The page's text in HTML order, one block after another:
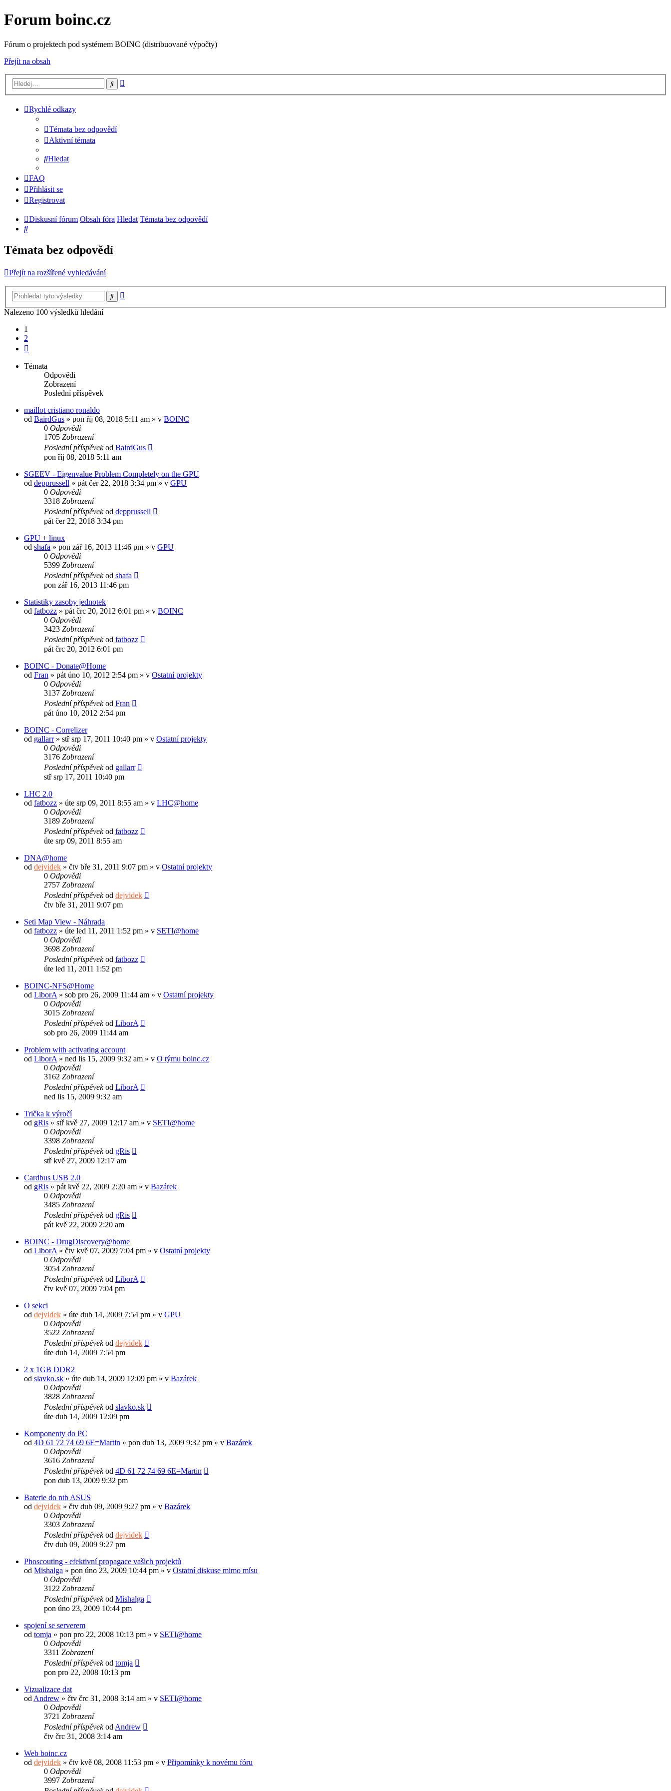
Forum boinc.cz
Fórum o projektech pod systémem BOINC (distribuované výpočty)
Přejít na obsah
Hledat
Rychlé odkazy
Témata bez odpovědí
Aktivní témata
Hledat
FAQ
Přihlásit se
Registrovat
Diskusní fórum Obsah fóra Hledat Témata bez odpovědí
Hledat
Témata bez odpovědí
Přejít na rozšířené vyhledávání
Hledat
Nalezeno 100 výsledků hledání
1
2
Témata
Odpovědi
Zobrazení
Poslední příspěvek
maillot cristiano ronaldo
od BairdGus » pon říj 08, 2018 5:11 am » v BOINC
0 Odpovědi
1705 Zobrazení
Poslední příspěvekod BairdGus
pon říj 08, 2018 5:11 am
SGEEV - Eigenvalue Problem Completely on the GPU
od depprussell » pát čer 22, 2018 3:34 pm » v GPU
0 Odpovědi
3318 Zobrazení
Poslední příspěvekod depprussell
pát čer 22, 2018 3:34 pm
GPU + linux
od shafa » pon zář 16, 2013 11:46 pm » v GPU
0 Odpovědi
5399 Zobrazení
Poslední příspěvekod shafa
pon zář 16, 2013 11:46 pm
Statistiky zasoby jednotek
od fatbozz » pát črc 20, 2012 6:01 pm » v BOINC
0 Odpovědi
3423 Zobrazení
Poslední příspěvekod fatbozz
pát črc 20, 2012 6:01 pm
BOINC - Donate@Home
od Fran » pát úno 10, 2012 2:54 pm » v Ostatní projekty
0 Odpovědi
3137 Zobrazení
Poslední příspěvekod Fran
pát úno 10, 2012 2:54 pm
BOINC - Correlizer
od gallarr» stř srp 17, 2011 10:40 pm » v Ostatní projekty
0 Odpovědi
3176 Zobrazení
Poslední příspěvekod gallarr
stř srp 17, 2011 10:40 pm
LHC 2.0
od fatbozz » úte srp 09, 2011 8:55 am » v LHC@home
0 Odpovědi
3189 Zobrazení
Poslední příspěvekod fatbozz
úte srp 09, 2011 8:55 am
DNA@home
od dejvidek » čtv bře 31, 2011 9:07 pm » v Ostatní projekty
0 Odpovědi
2757 Zobrazení
Poslední příspěvekod dejvidek
čtv bře 31, 2011 9:07 pm
Seti Map View - Náhrada
od fatbozz » úte led 11, 2011 1:52 pm » v SETI@home
0 Odpovědi
3698 Zobrazení
Poslední příspěvekod fatbozz
úte led 11, 2011 1:52 pm
BOINC-NFS@Home
od LiborA » sob pro 26, 2009 11:44 am » v Ostatní projekty
0 Odpovědi
3015 Zobrazení
Poslední příspěvekod LiborA
sob pro 26, 2009 11:44 am
Problem with activating account
od LiborA » ned lis 15, 2009 9:32 am » v O týmu boinc.cz
0 Odpovědi
3162 Zobrazení
Poslední příspěvekod LiborA
ned lis 15, 2009 9:32 am
Trička k výročí
od gRis » stř kvě 27, 2009 12:17 am » v SETI@home
0 Odpovědi
3398 Zobrazení
Poslední příspěvekod gRis
stř kvě 27, 2009 12:17 am
Cardbus USB 2.0
od gRis » pát kvě 22, 2009 2:20 am » v Bazárek
0 Odpovědi
3485 Zobrazení
Poslední příspěvekod gRis
pát kvě 22, 2009 2:20 am
BOINC - DrugDiscovery@home
od LiborA » čtv kvě 07, 2009 7:04 pm » v Ostatní projekty
0 Odpovědi
3054 Zobrazení
Poslední příspěvekod LiborA
čtv kvě 07, 2009 7:04 pm
O sekci
od dejvidek » úte dub 14, 2009 7:54 pm » v GPU
0 Odpovědi
3522 Zobrazení
Poslední příspěvekod dejvidek
úte dub 14, 2009 7:54 pm
2 x 1GB DDR2
od slavko.sk » úte dub 14, 2009 12:09 pm » v Bazárek
0 Odpovědi
3828 Zobrazení
Poslední příspěvekod slavko.sk
úte dub 14, 2009 12:09 pm
Komponenty do PC
od 4D 61 72 74 69 6E=Martin » pon dub 13, 2009 9:32 pm » v Bazárek
0 Odpovědi
3616 Zobrazení
Poslední příspěvekod 4D 61 72 74 69 6E=Martin
pon dub 13, 2009 9:32 pm
Baterie do ntb ASUS
od dejvidek » čtv dub 09, 2009 9:27 pm » v Bazárek
0 Odpovědi
3303 Zobrazení
Poslední příspěvekod dejvidek
čtv dub 09, 2009 9:27 pm
Phoscouting - efektivní propagace vašich projektů
od Mishalga » pon úno 23, 2009 10:44 pm » v Ostatní diskuse mimo mísu
0 Odpovědi
3122 Zobrazení
Poslední příspěvekod Mishalga
pon úno 23, 2009 10:44 pm
spojení se serverem
od tomja » pon pro 22, 2008 10:13 pm » v SETI@home
0 Odpovědi
3311 Zobrazení
Poslední příspěvekod tomja
pon pro 22, 2008 10:13 pm
Vizualizace dat
od Andrew » čtv črc 31, 2008 3:14 am » v SETI@home
0 Odpovědi
3721 Zobrazení
Poslední příspěvekod Andrew
čtv črc 31, 2008 3:14 am
Web boinc.cz
od dejvidek » čtv kvě 08, 2008 11:53 pm » v Připomínky k novému fóru
0 Odpovědi
3997 Zobrazení